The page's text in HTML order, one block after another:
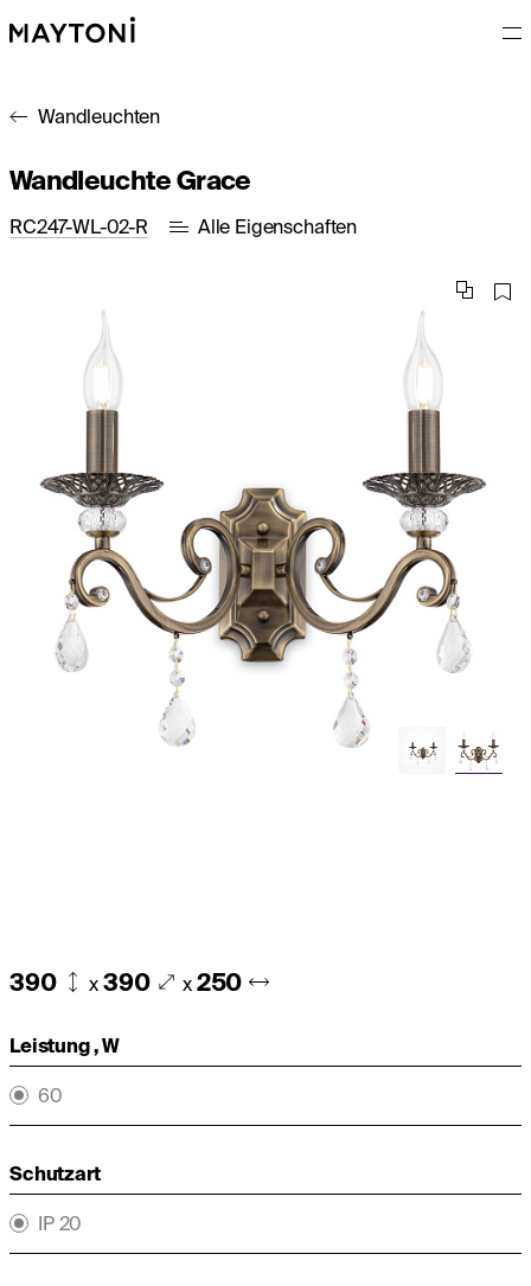
Wandleuchten
Wandleuchte Grace
RC247-WL-02-R Alle Eigenschaften
390 x 390 x 250
Leistung , W
60
Schutzart
IP 20